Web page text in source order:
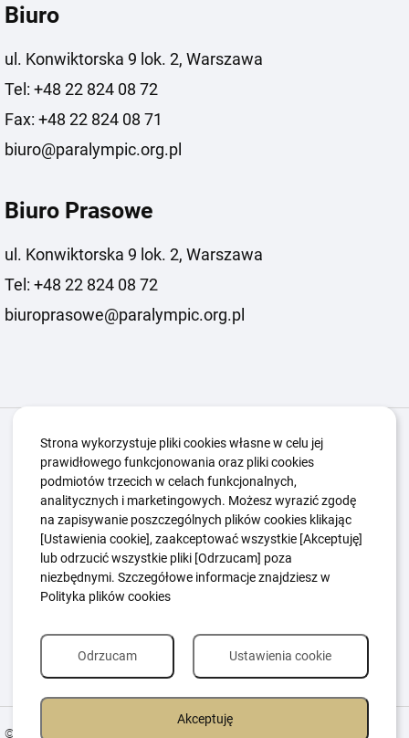
Biuro
ul. Konwiktorska 9 lok. 2, Warszawa
Tel: +48 22 824 08 72
Fax: +48 22 824 08 71
biuro@paralympic.org.pl
Biuro Prasowe
ul. Konwiktorska 9 lok. 2, Warszawa
Tel: +48 22 824 08 72
biuroprasowe@paralympic.org.pl
Igrzyska Paralimpijskie O nas
Kwalifikacje ZSK
Kluby Aktualności
Edukacja
Guttmanny Kontakt
Polityka Ochrony Dzieci
Sygnaliści
Polityka plików cookie
© 2026 All Rights Reserved.
Strona wykorzystuje pliki cookies własne w celu jej
prawidłowego funkcjonowania oraz pliki cookies
podmiotów trzecich w celach funkcjonalnych,
analitycznych i marketingowych. Możesz wyrazić zgodę
na zapisywanie poszczególnych plików cookies klikając
[Ustawienia cookie], zaakceptować wszystkie [Akceptuję]
lub odrzucić wszystkie pliki [Odrzucam] poza
niezbędnymi. Szczegółowe informacje znajdziesz w
Polityka plików cookies
Akceptuję
Ustawienia cookie
Odrzucam